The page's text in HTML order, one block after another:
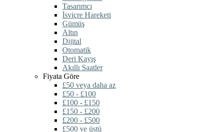
Tasarımcı
İsviçre Hareketi
Gümüş
Altın
Dijital
Otomatik
Deri Kayış
Akıllı Saatler
Fiyata Göre
£50 veya daha az
£50 - £100
£100 - £150
£150 - £200
£200 - £500
£500 ve üstü